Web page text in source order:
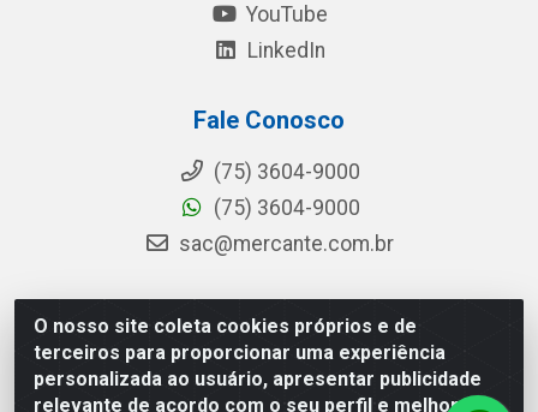
O nosso site coleta cookies próprios e de
terceiros para proporcionar uma experiência
personalizada ao usuário, apresentar publicidade
relevante de acordo com o seu perfil e melhorar a
YouTube
LinkedIn
Fale Conosco
(75) 3604-9000
(75) 3604-9000
sac@mercante.com.br
Mercante Distribuidora - Rua Mercante, 699 - Aviário,
Feira de Santana/BA - CEP 44.096-218 - CNPJ
96.755.848/0001-08